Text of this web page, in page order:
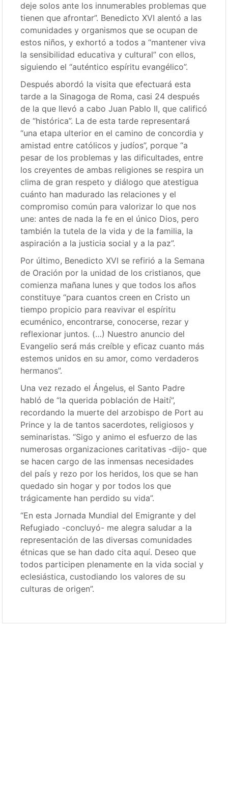
deje solos ante los innumerables problemas que
tienen que afrontar”. Benedicto XVI alentó a las
comunidades y organismos que se ocupan de
estos niños, y exhortó a todos a “mantener viva
la sensibilidad educativa y cultural” con ellos,
siguiendo el “auténtico espíritu evangélico”.
Después abordó la visita que efectuará esta
tarde a la Sinagoga de Roma, casi 24 después
de la que llevó a cabo Juan Pablo II, que calificó
de “histórica”. La de esta tarde representará
“una etapa ulterior en el camino de concordia y
amistad entre católicos y judíos”, porque “a
pesar de los problemas y las dificultades, entre
los creyentes de ambas religiones se respira un
clima de gran respeto y diálogo que atestigua
cuánto han madurado las relaciones y el
compromiso común para valorizar lo que nos
une: antes de nada la fe en el único Dios, pero
también la tutela de la vida y de la familia, la
aspiración a la justicia social y a la paz”.
Por último, Benedicto XVI se refirió a la Semana
de Oración por la unidad de los cristianos, que
comienza mañana lunes y que todos los años
constituye “para cuantos creen en Cristo un
tiempo propicio para reavivar el espíritu
ecuménico, encontrarse, conocerse, rezar y
reflexionar juntos. (…) Nuestro anuncio del
Evangelio será más creíble y eficaz cuanto más
estemos unidos en su amor, como verdaderos
hermanos”.
Una vez rezado el Ángelus, el Santo Padre
habló de “la querida población de Haití”,
recordando la muerte del arzobispo de Port au
Prince y la de tantos sacerdotes, religiosos y
seminaristas. “Sigo y animo el esfuerzo de las
numerosas organizaciones caritativas -dijo- que
se hacen cargo de las inmensas necesidades
del país y rezo por los heridos, los que se han
quedado sin hogar y por todos los que
trágicamente han perdido su vida”.
“En esta Jornada Mundial del Emigrante y del
Refugiado -concluyó- me alegra saludar a la
representación de las diversas comunidades
étnicas que se han dado cita aquí. Deseo que
todos participen plenamente en la vida social y
eclesiástica, custodiando los valores de su
culturas de origen”.